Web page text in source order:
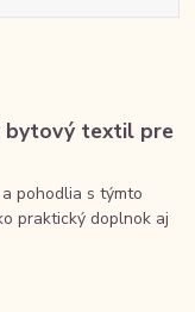
bytový textil pre
pohodlia s týmto
praktický doplnok aj